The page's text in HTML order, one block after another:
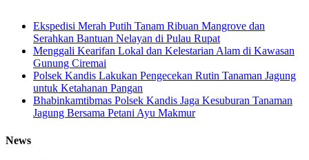
Ekspedisi Merah Putih Tanam Ribuan Mangrove dan
Serahkan Bantuan Nelayan di Pulau Rupat
Menggali Kearifan Lokal dan Kelestarian Alam di Kawasan
Gunung Ciremai
Polsek Kandis Lakukan Pengecekan Rutin Tanaman Jagung
untuk Ketahanan Pangan
Bhabinkamtibmas Polsek Kandis Jaga Kesuburan Tanaman
Jagung Bersama Petani Ayu Makmur
News